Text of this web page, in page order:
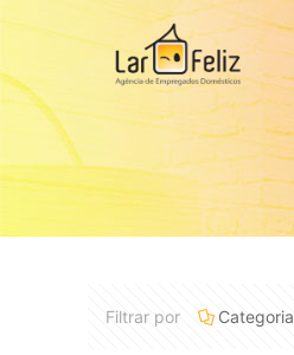
Filtrar por Categoria